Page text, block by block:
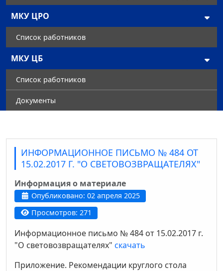
МКУ ЦРО
Список работников
МКУ ЦБ
Список работников
Документы
ИНФОРМАЦИОННОЕ ПИСЬМО № 484 ОТ
15.02.2017 Г. "О СВЕТОВОЗВРАЩАТЕЛЯХ"
Информация о материале
Опубликовано: 02 апреля 2025
Просмотров: 271
Информационное письмо № 484 от 15.02.2017 г.
"О световозвращателях" скачать
Приложение. Рекомендации круглого стола